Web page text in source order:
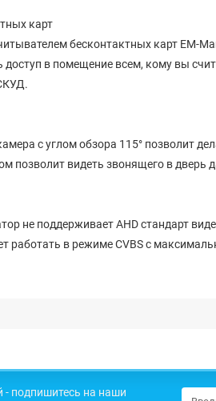
карт
бесконтактных карт EM-
доступ в помещение всем, кому вы
с углом обзора 115° позволит
позволит видеть звонящего в дверь
не поддерживает AHD стандарт
работать в режиме CVBS с
- подпишитесь на наши